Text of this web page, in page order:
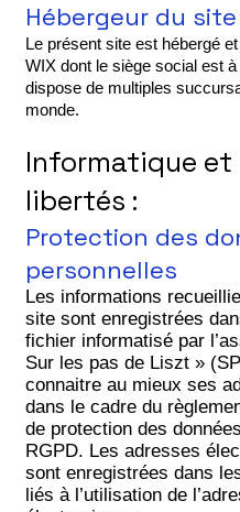
Hébergeur du site
Le présent site est hébergé
WIX dont le siège social est à
dispose de multiples
monde.
Informatique et
libertés :
Protection des
personnelles
Les informations
site sont enregistrées
fichier informatisé par
Sur les pas de Liszt »
connaitre au mieux ses
dans le cadre du
de protection des
RGPD. Les adresses
sont enregistrées dans
liés à l’utilisation de